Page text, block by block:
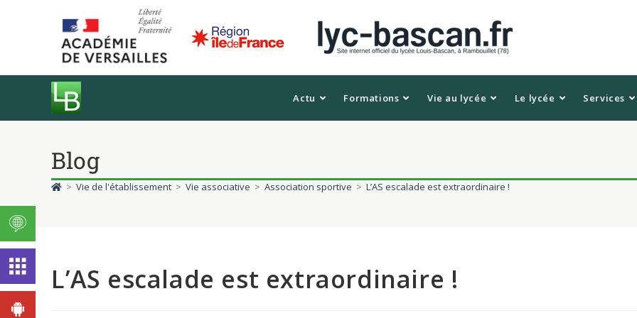
Actu Formations Vie au lycée Le lycée Services
Blog
> Vie de l'établissement > Vie associative > Association sportive > L’AS escalade est extraordinaire !
L’AS escalade est extraordinaire !